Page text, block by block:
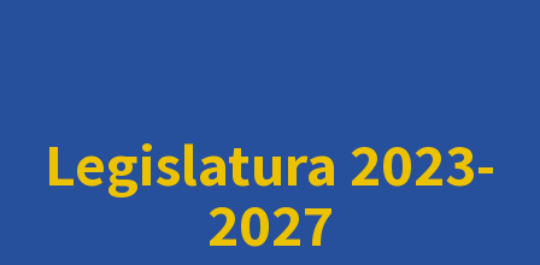
Legislatura 2023-
2027